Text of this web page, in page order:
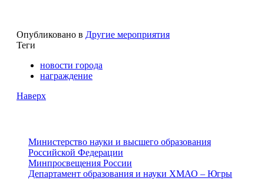
Опубликовано в Другие мероприятия
Теги
новости города
награждение
Наверх
Министерство науки и высшего образования
Российской Федерации
Минпросвещения России
Департамент образования и науки ХМАО – Югры